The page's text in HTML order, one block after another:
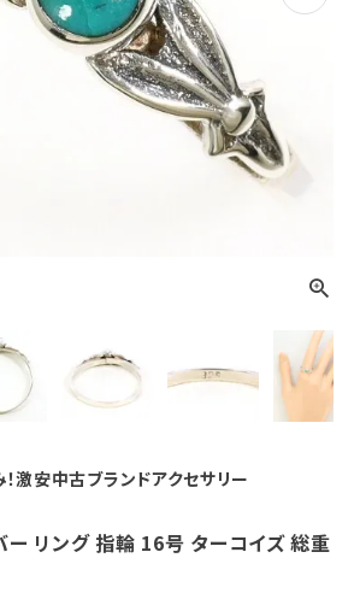
Next
激安中古ブランドアクセサリー
ー リング 指輪 16号 ターコイズ 総重